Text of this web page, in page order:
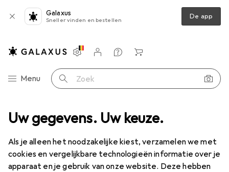
Uw gegevens. Uw keuze.
Als je alleen het noodzakelijke kiest, verzamelen we met
cookies en vergelijkbare technologieën informatie over je
apparaat en je gebruik van onze website. Deze hebben
Galaxus
Sneller vinden en bestellen De app
Categorie navigatie
Menu Zoek op
Instellingen
Klantenaccount
Produktvergelijking
Verlanglijstje
Winkelmandje
Meetinstrument Meter Jbo Schroefdraadpluggenmeter
8 afbeeldingen